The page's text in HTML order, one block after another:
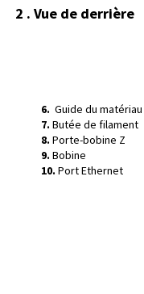
2 . Vue de derrière
6. Guide du matériau
7. Butée de filament
8. Porte-bobine Z
9. Bobine
10. Port Ethernet